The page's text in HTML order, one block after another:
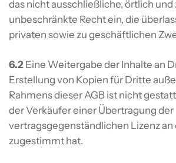
das nicht ausschließliche, örtlich und
unbeschränkte Recht ein, die
privaten sowie zu geschäftlichen
6.2 Eine Weitergabe der Inhalte an
Erstellung von Kopien für Dritte
Rahmens dieser AGB ist nicht
der Verkäufer einer Übertragung der
vertragsgegenständlichen Lizenz
zugestimmt hat.